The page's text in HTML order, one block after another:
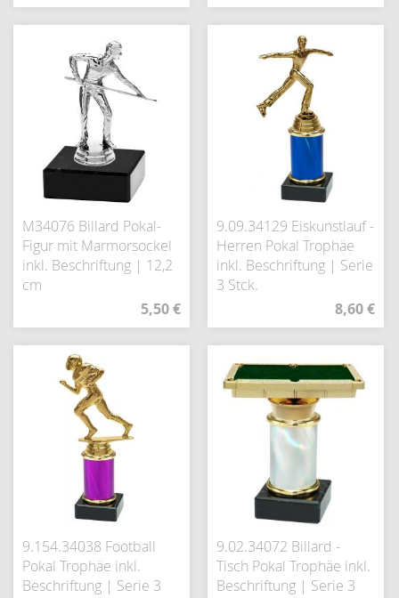
M34076 Billard Pokal-
Figur mit Marmorsockel
inkl. Beschriftung | 12,2
cm
5,50 €
9.09.34129 Eiskunstlauf -
Herren Pokal Trophäe
inkl. Beschriftung | Serie
3 Stck.
8,60 €
9.154.34038 Football
Pokal Trophäe inkl.
Beschriftung | Serie 3
9.02.34072 Billard -
Tisch Pokal Trophäe inkl.
Beschriftung | Serie 3